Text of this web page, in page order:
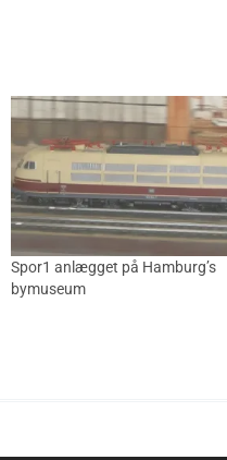
Spor1 anlægget på Hamburg’s
bymuseum